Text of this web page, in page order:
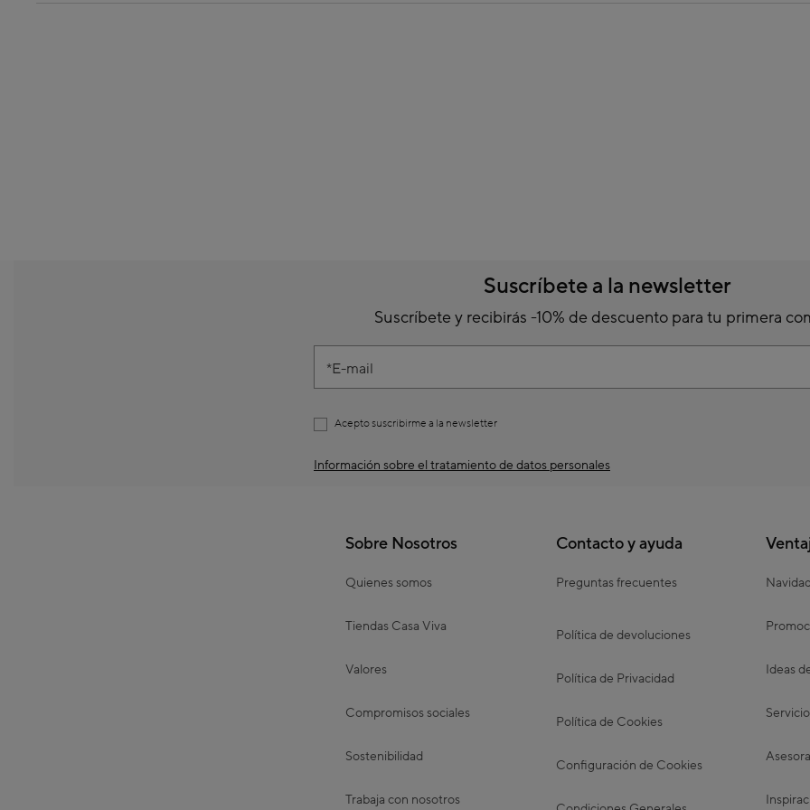
Suscríbete a la newsletter
Suscríbete y recibirás -10% de descuento para tu primera
E-mail
Acepto suscribirme a la newsletter
Información sobre el tratamiento de datos personales
Sobre Nosotros
Quienes somos
Tiendas Casa Viva
Valores
Compromisos sociales
Sostenibilidad
Trabaja con nosotros
Contacto y ayuda
Preguntas frecuentes
Política de devoluciones
Política de Privacidad
Política de Cookies
Configuración de Cookies
Navidad
Ideas